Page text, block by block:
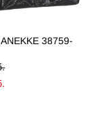
38759-